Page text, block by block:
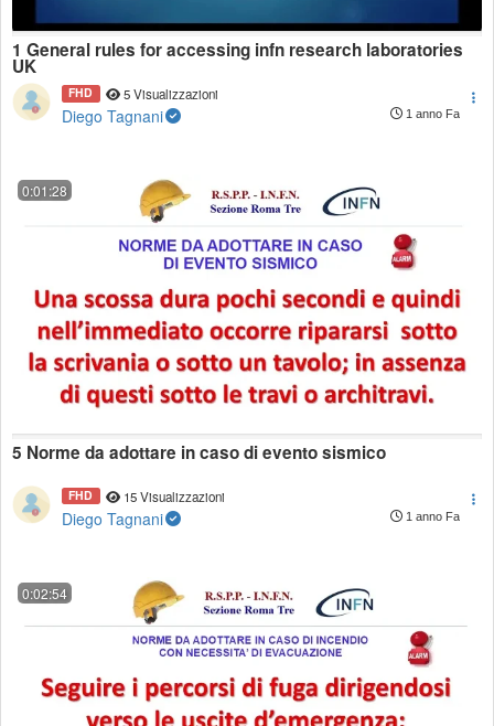
1 General rules for accessing infn research laboratories
UK
FHD 5 Visualizzazioni
Diego Tagnani 1 anno Fa
0:01:28
5 Norme da adottare in caso di evento sismico
FHD 15 Visualizzazioni
Diego Tagnani 1 anno Fa
0:02:54